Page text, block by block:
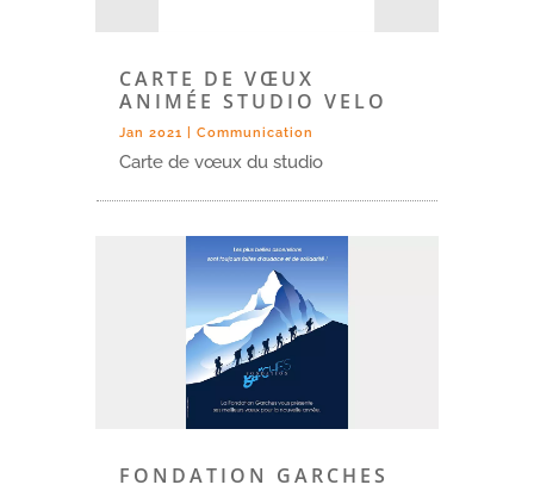
CARTE DE VŒUX
ANIMÉE STUDIO VELO
Jan 2021 Communication
Carte de vœux du studio
FONDATION GARCHES